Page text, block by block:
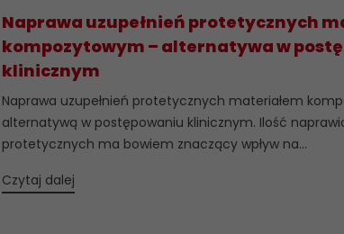
Naprawa uzupełnień protetycznych
kompozytowym – alternatywa w
klinicznym
Naprawa uzupełnień protetycznych materiałem
alternatywą w postępowaniu klinicznym. Ilość
protetycznych ma bowiem znaczący wpływ na...
Czytaj dalej